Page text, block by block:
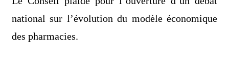
national sur l’évolution du modèle économique
des pharmacies.